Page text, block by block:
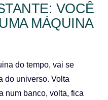
VOCÊ
MÁQUINA
do tempo, vai se
do universo. Volta
num banco, volta, fica